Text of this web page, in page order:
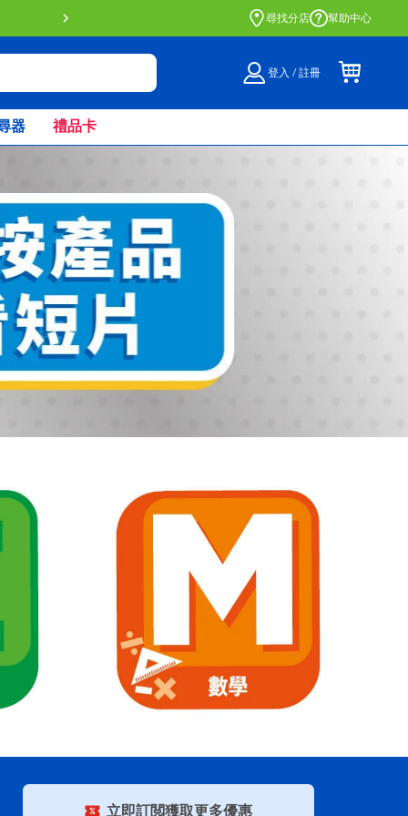
門店自取服務 網上購買並在店內
尋找分店 幫助中心
登入 / 註冊
器 禮品卡
立即訂閲獲取更多優惠